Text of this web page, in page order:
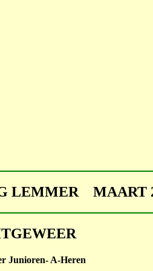
LEMMER MAART
Junioren- A-Heren